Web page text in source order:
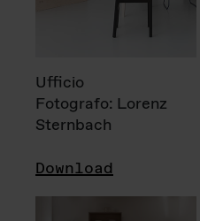
Ufficio
Fotografo: Lorenz
Sternbach
Download